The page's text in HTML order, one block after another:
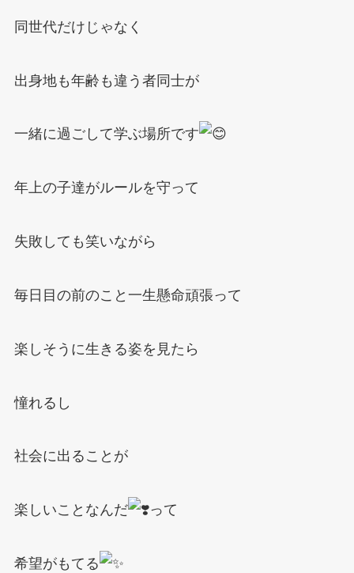
同世代だけじゃなく
出身地も年齢も違う者同士が
一緒に過ごして学ぶ場所です
年上の子達がルールを守って
失敗しても笑いながら
毎日目の前のこと一生懸命頑張って
楽しそうに生きる姿を見たら
憧れるし
社会に出ることが
楽しいことなんだ って
希望がもてる